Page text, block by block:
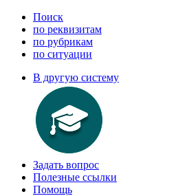
Поиск
по реквизитам
по рубрикам
по ситуации
В другую систему
Задать вопрос
Полезные ссылки
Помощь